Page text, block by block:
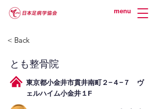
menu
< Back
とも整骨院
東京都小金井市貫井南町２−４−７ ヴ
ェルハイム小金井１F